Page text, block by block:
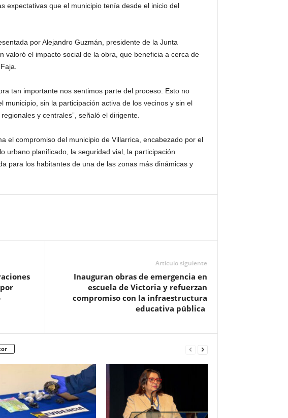
expectativas que el municipio tenía desde el inicio del
por Alejandro Guzmán, presidente de la Junta
valoró el impacto social de la obra, que beneficia a cerca de
tan importante nos sentimos parte del proceso. Esto no
municipio, sin la participación activa de los vecinos y sin el
y centrales”, señaló el dirigente.
el compromiso del municipio de Villarrica, encabezado por el
urbano planificado, la seguridad vial, la participación
para los habitantes de una de las zonas más dinámicas y
Artículo siguiente
Inauguran obras de emergencia en
escuela de Victoria y refuerzan
compromiso con la infraestructura
educativa pública